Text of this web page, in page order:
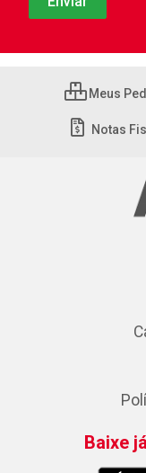
Meus
Notas
Baixe